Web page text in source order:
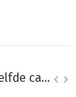
Andere producten in dezelfde categorie